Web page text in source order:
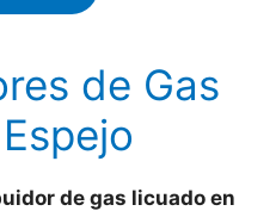
de Gas
de gas licuado en